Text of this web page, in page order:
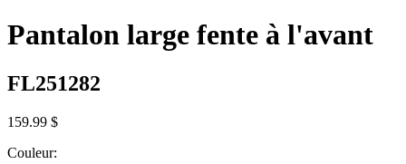
Pantalon large fente à l'avant
FL251282
159.99 $
Couleur: